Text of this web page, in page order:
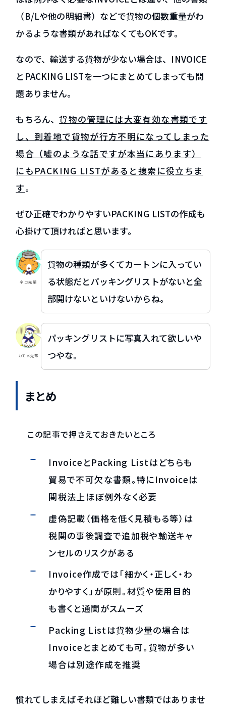
（B/Lや他の明細書）などで貨物の個数重量がわ
かるような書類があればなくてもOKです。
なので、輸送する貨物が少ない場合は、INVOICE
とPACKING LISTを一つにまとめてしまっても問
題ありません。
もちろん、貨物の管理には大変有効な書類です
し、到着地で貨物が行方不明になってしまった
場合（嘘のような話ですが本当にあります）
にもPACKING LISTがあると捜索に役立ちま
す。
ぜひ正確でわかりやすいPACKING LISTの作成も
心掛けて頂ければと思います。
ネコ先輩
貨物の種類が多くてカートンに入ってい
る状態だとパッキングリストがないと全
部開けないといけないからね。
カモメ先輩
パッキングリストに写真入れて欲しいや
つやな。
まとめ
この記事で押さえておきたいところ
InvoiceとPacking Listはどちらも
貿易で不可欠な書類。特にInvoiceは
関税法上ほぼ例外なく必要
虚偽記載（価格を低く見積もる等）は
税関の事後調査で追加税や輸送キャ
ンセルのリスクがある
Invoice作成では「細かく・正しく・わ
かりやすく」が原則。材質や使用目的
も書くと通関がスムーズ
Packing Listは貨物少量の場合は
Invoiceとまとめても可。貨物が多い
場合は別途作成を推奨
慣れてしまえばそれほど難しい書類ではありませ